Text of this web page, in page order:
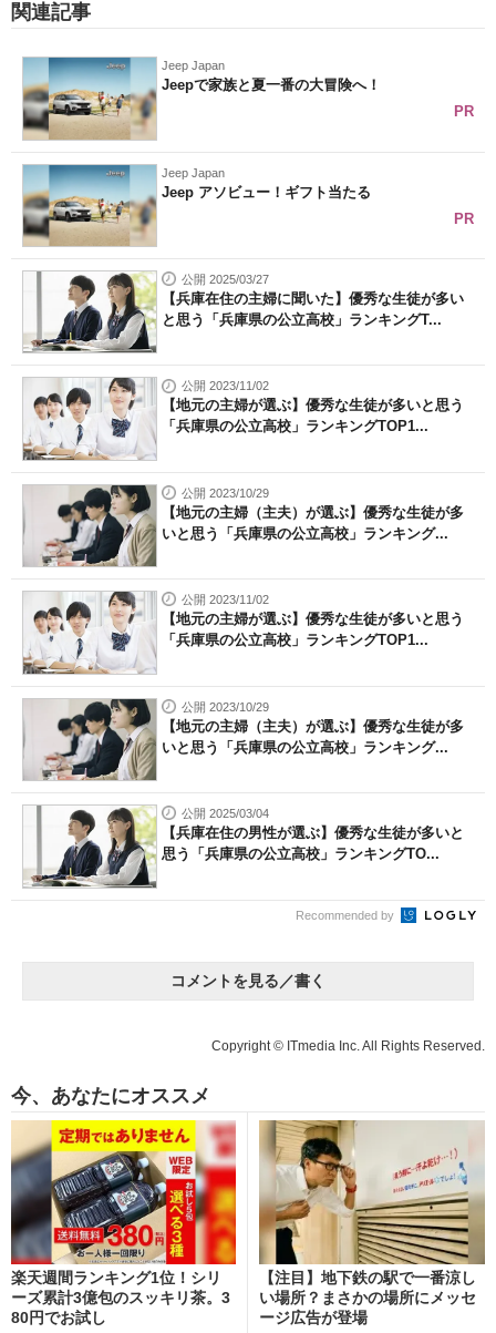
関連記事
Jeep Japan
Jeepで家族と夏一番の大冒険へ！
PR
Jeep Japan
Jeep アソビュー！ギフト当たる
PR
公開 2025/03/27
【兵庫在住の主婦に聞いた】優秀な生徒が多い
と思う「兵庫県の公立高校」ランキングT...
公開 2023/11/02
【地元の主婦が選ぶ】優秀な生徒が多いと思う
「兵庫県の公立高校」ランキングTOP1...
公開 2023/10/29
【地元の主婦（主夫）が選ぶ】優秀な生徒が多
いと思う「兵庫県の公立高校」ランキング...
公開 2023/11/02
【地元の主婦が選ぶ】優秀な生徒が多いと思う
「兵庫県の公立高校」ランキングTOP1...
公開 2023/10/29
【地元の主婦（主夫）が選ぶ】優秀な生徒が多
いと思う「兵庫県の公立高校」ランキング...
公開 2025/03/04
【兵庫在住の男性が選ぶ】優秀な生徒が多いと
思う「兵庫県の公立高校」ランキングTO...
Recommended by
コメントを見る／書く
Copyright © ITmedia Inc. All Rights Reserved.
今、あなたにオススメ
楽天週間ランキング1位！シリ
ーズ累計3億包のスッキリ茶。3
80円でお試し
【注目】地下鉄の駅で一番涼し
い場所？まさかの場所にメッセ
ージ広告が登場